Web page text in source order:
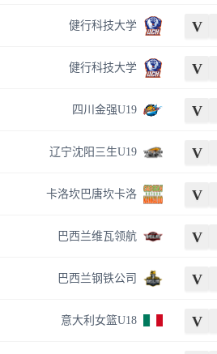
健行科技大学 V
健行科技大学 V
四川金强U19 V
辽宁沈阳三生U19 V
卡洛坎巴唐坎卡洛 V
巴西兰维瓦领航 V
巴西兰钢铁公司 V
意大利女篮U18 V